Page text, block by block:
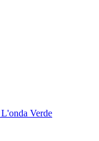
Verde